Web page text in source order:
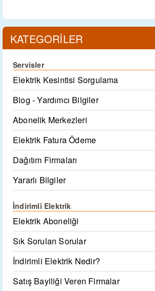
KATEGORİLER
Servisler
Elektrik Kesintisi Sorgulama
Blog - Yardımcı Bilgiler
Abonelik Merkezleri
Elektrik Fatura Ödeme
Dağıtım Firmaları
Yararlı Bilgiler
İndirimli Elektrik
Elektrik Aboneliği
Sık Sorulan Sorular
İndirimli Elektrik Nedir?
Satış Bayiliği Veren Firmalar